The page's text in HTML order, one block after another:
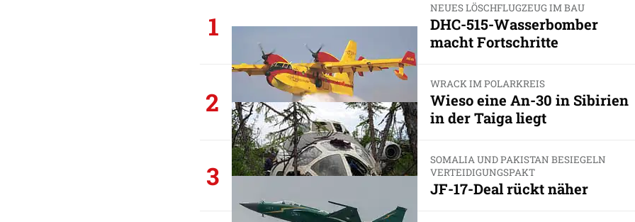
1
NEUES LÖSCHFLUGZEUG IM BAU
DHC-515-Wasserbomber
macht Fortschritte
2
WRACK IM POLARKREIS
Wieso eine An-30 in Sibirien
in der Taiga liegt
3
SOMALIA UND PAKISTAN BESIEGELN
VERTEIDIGUNGSPAKT
JF-17-Deal rückt näher